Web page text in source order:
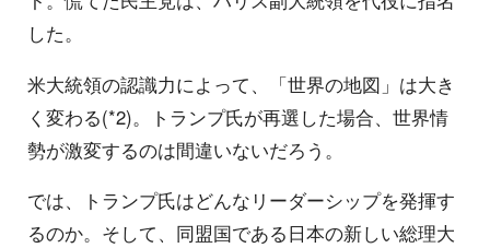
した。
米大統領の認識力によって、「世界の地図」は大き
く変わる(*2)。トランプ氏が再選した場合、世界情
勢が激変するのは間違いないだろう。
では、トランプ氏はどんなリーダーシップを発揮す
るのか。そして、同盟国である日本の新しい総理大